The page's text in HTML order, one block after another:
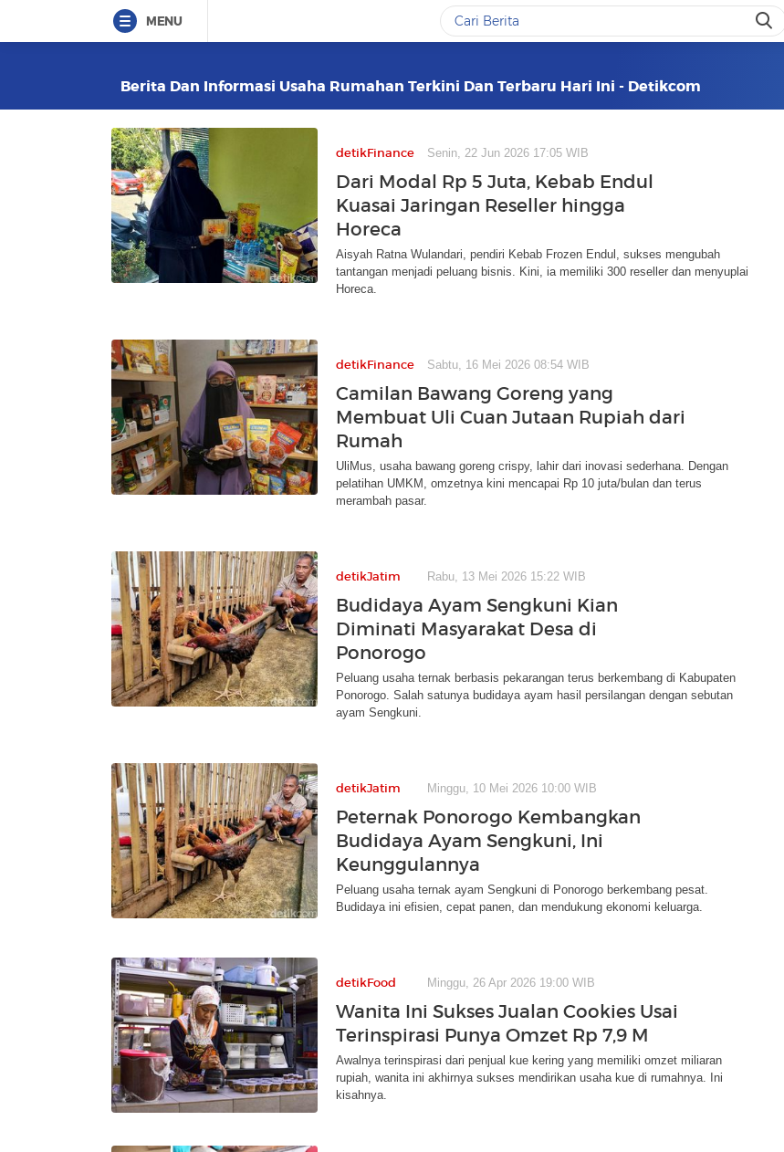
MENU
Berita Dan Informasi Usaha Rumahan Terkini Dan Terbaru Hari Ini - Detikcom
detikFinance Senin, 22 Jun 2026 17:05 WIB
Dari Modal Rp 5 Juta, Kebab Endul
Kuasai Jaringan Reseller hingga
Horeca
Aisyah Ratna Wulandari, pendiri Kebab Frozen Endul, sukses mengubah
tantangan menjadi peluang bisnis. Kini, ia memiliki 300 reseller dan menyuplai
Horeca.
detikFinance Sabtu, 16 Mei 2026 08:54 WIB
Camilan Bawang Goreng yang
Membuat Uli Cuan Jutaan Rupiah dari
Rumah
UliMus, usaha bawang goreng crispy, lahir dari inovasi sederhana. Dengan
pelatihan UMKM, omzetnya kini mencapai Rp 10 juta/bulan dan terus
merambah pasar.
detikJatim Rabu, 13 Mei 2026 15:22 WIB
Budidaya Ayam Sengkuni Kian
Diminati Masyarakat Desa di
Ponorogo
Peluang usaha ternak berbasis pekarangan terus berkembang di Kabupaten
Ponorogo. Salah satunya budidaya ayam hasil persilangan dengan sebutan
ayam Sengkuni.
detikJatim Minggu, 10 Mei 2026 10:00 WIB
Peternak Ponorogo Kembangkan
Budidaya Ayam Sengkuni, Ini
Keunggulannya
Peluang usaha ternak ayam Sengkuni di Ponorogo berkembang pesat.
Budidaya ini efisien, cepat panen, dan mendukung ekonomi keluarga.
detikFood Minggu, 26 Apr 2026 19:00 WIB
Wanita Ini Sukses Jualan Cookies Usai
Terinspirasi Punya Omzet Rp 7,9 M
Awalnya terinspirasi dari penjual kue kering yang memiliki omzet miliaran
rupiah, wanita ini akhirnya sukses mendirikan usaha kue di rumahnya. Ini
kisahnya.